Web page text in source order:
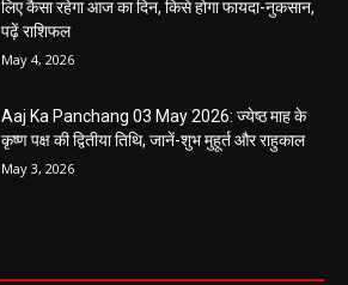
लिए कैसा रहेगा आज का दिन, किसे होगा फायदा-नुकसान,
पढ़ें राशिफल
May 4, 2026
Aaj Ka Panchang 03 May 2026: ज्येष्ठ माह के
कृष्ण पक्ष की द्वितीया तिथि, जानें-शुभ मुहूर्त और राहुकाल
May 3, 2026